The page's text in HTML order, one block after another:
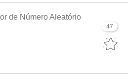
47
de Número Aleatório